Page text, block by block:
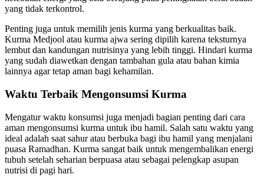
yang tidak terkontrol.
Penting juga untuk memilih jenis kurma yang berkualitas baik.
Kurma Medjool atau kurma ajwa sering dipilih karena teksturnya
lembut dan kandungan nutrisinya yang lebih tinggi. Hindari kurma
yang sudah diawetkan dengan tambahan gula atau bahan kimia
lainnya agar tetap aman bagi kehamilan.
Waktu Terbaik Mengonsumsi Kurma
Mengatur waktu konsumsi juga menjadi bagian penting dari cara
aman mengonsumsi kurma untuk ibu hamil. Salah satu waktu yang
ideal adalah saat sahur atau berbuka bagi ibu hamil yang menjalani
puasa Ramadhan. Kurma sangat baik untuk mengembalikan energi
tubuh setelah seharian berpuasa atau sebagai pelengkap asupan
nutrisi di pagi hari.